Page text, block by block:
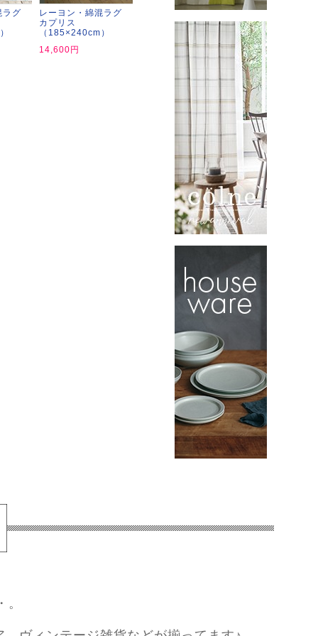
ラグ
レーヨン・綿混ラグ
カプリス
（185×240cm）
14,600円